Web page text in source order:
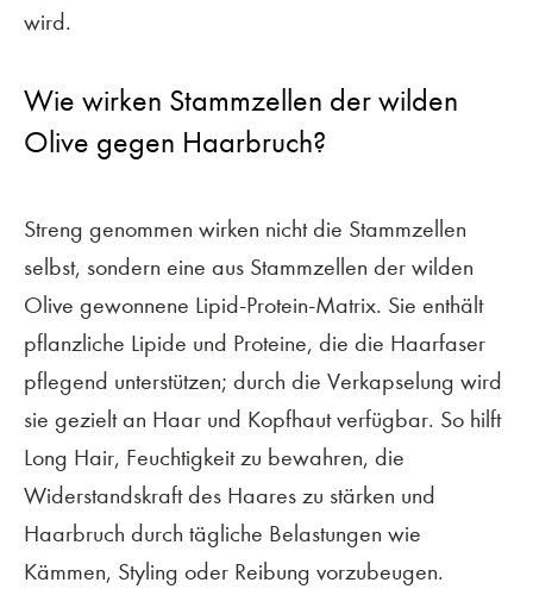
wird.
Wie wirken Stammzellen der wilden
Olive gegen Haarbruch?
Streng genommen wirken nicht die Stammzellen
selbst, sondern eine aus Stammzellen der wilden
Olive gewonnene Lipid-Protein-Matrix. Sie enthält
pflanzliche Lipide und Proteine, die die Haarfaser
pflegend unterstützen; durch die Verkapselung wird
sie gezielt an Haar und Kopfhaut verfügbar. So hilft
Long Hair, Feuchtigkeit zu bewahren, die
Widerstandskraft des Haares zu stärken und
Haarbruch durch tägliche Belastungen wie
Kämmen, Styling oder Reibung vorzubeugen.
KONTAKT